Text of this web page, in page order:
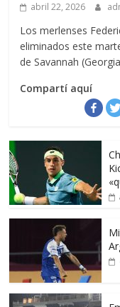
abril 22, 2026
Los merlenses
eliminados este
de Savannah
Compartí aquí